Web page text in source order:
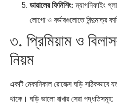
ডায়ালের ফিনিশিং: ম্যাগনিফাইং
লোগো ও বর্ডারগুলোতে বিন্দুমাত্র
৩. প্রিমিয়াম ও
নিয়ম
একটি মেকানিকাল রোলেক্স ঘড়ি সঠিকভাবে
থাকে। ঘড়ি ভালো রাখার সেরা পদ্ধতিসমূহ: